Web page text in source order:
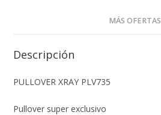
MÁS OFERTAS
Descripción
PULLOVER XRAY PLV735
Pullover super exclusivo